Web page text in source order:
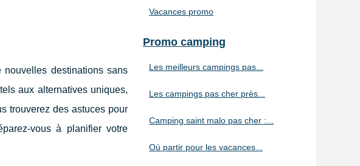
nouvelles destinations sans
aux alternatives uniques,
trouverez des astuces pour
vous à planifier votre
Vacances promo
Promo camping
Les meilleurs campings pas...
Les campings pas cher près...
Camping saint malo pas cher :...
Où partir pour les vacances...